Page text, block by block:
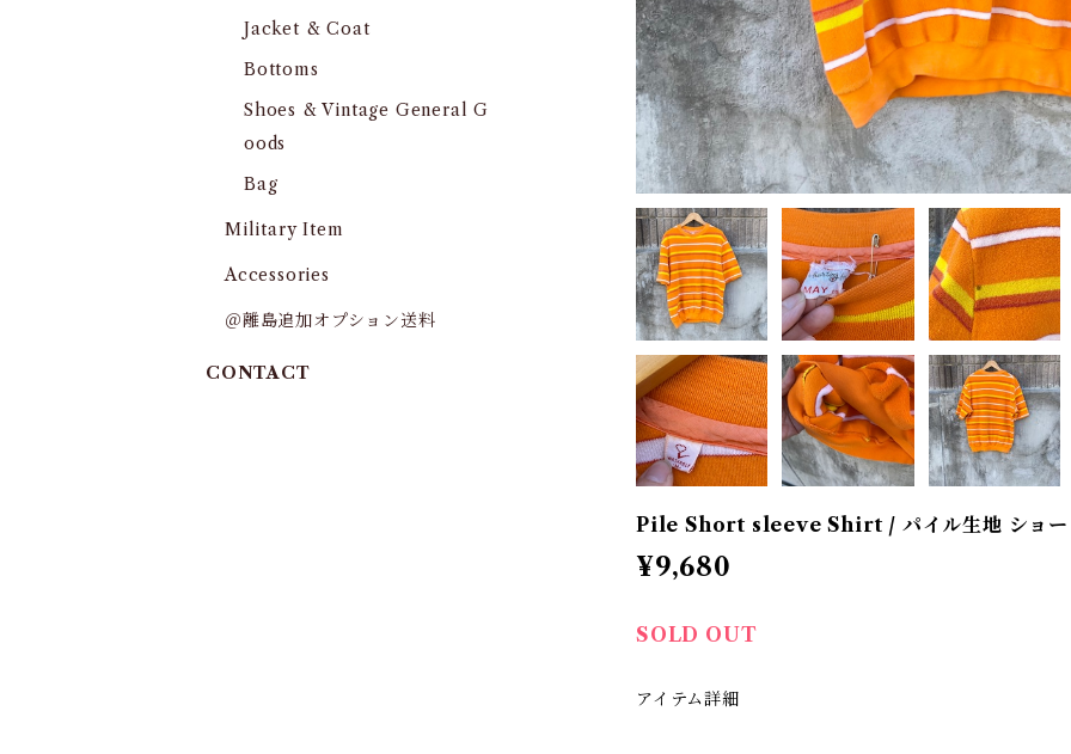
Pile Short sleeve Shirt / パイル生地 ショー
¥9,680
SOLD OUT
アイテム詳細
Jacket & Coat
Bottoms
Shoes & Vintage General G
oods
Bag
Military Item
Accessories
＠離島追加オプション送料
CONTACT